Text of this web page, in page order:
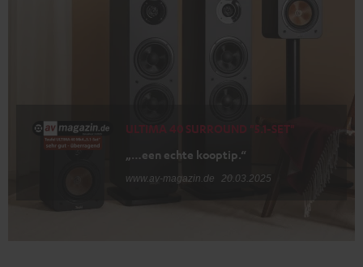
ULTIMA 40 SURROUND "5.1-SET"
„…een echte kooptip.“
www.av-magazin.de 20.03.2025